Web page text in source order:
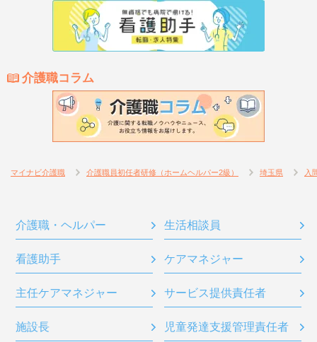
介護職コラム
マイナビ介護職 介護職員初任者研修（ホームヘルパー2級） 埼玉県 入
介護職・ヘルパー 生活相談員
看護助手 ケアマネジャー
主任ケアマネジャー サービス提供責任者
施設長 児童発達支援管理責任者